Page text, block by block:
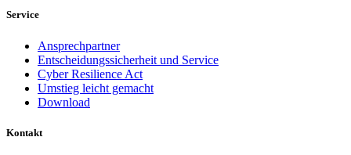
Service
Ansprechpartner
Entscheidungssicherheit und Service
Cyber Resilience Act
Umstieg leicht gemacht
Download
Kontakt